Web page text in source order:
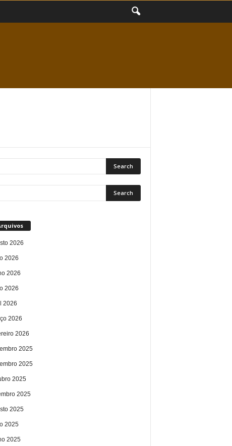
2026
2026
2026
2026
2026
2026
2026
2025
2025
2025
2025
2025
2025
2025